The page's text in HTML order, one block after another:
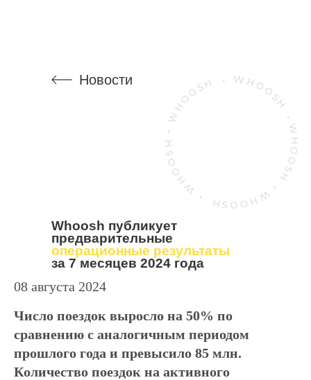
Новости
Whoosh публикует
предварительные
операционные результаты
за 7 месяцев 2024 года
08 августа 2024
Число поездок выросло на 50% по
сравнению с аналогичным периодом
прошлого года и превысило 85 млн.
Количество поездок на активного